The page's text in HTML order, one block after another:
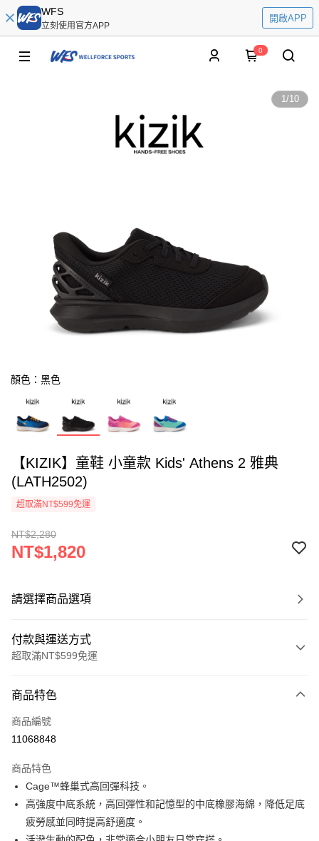
WFS
立刻使用官方APP
開啟APP
0
1/10
顏色：黑色
【KIZIK】童鞋 小童款 Kids' Athens 2 雅典
(LATH2502)
超取滿NT$599免運
NT$2,280
NT$1,820
請選擇商品選項
付款與運送方式
超取滿NT$599免運
信用卡一次付款
超商取貨付款
運送方式
全家取貨付款
每筆NT$80，滿NT$599(含以上)免運費
商品特色
商品編號
11068848
商品特色
Cage™蜂巢式高回彈科技。
高強度中底系統，高回彈性和記憶型的中底橡膠海綿，降低足底
疲勞感並同時提高舒適度。